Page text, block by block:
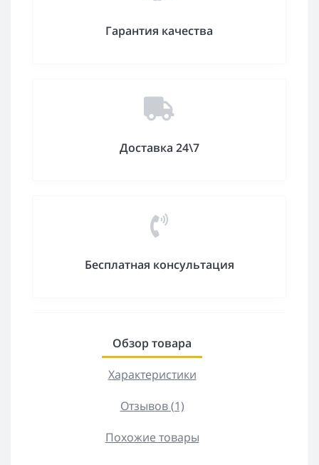
Гарантия качества
Доставка 24\7
Бесплатная консультация
Обзор товара
Характеристики
Отзывов (1)
Похожие товары